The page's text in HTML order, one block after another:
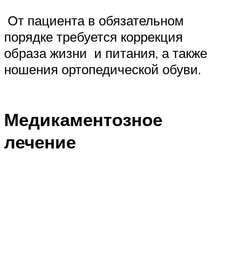
От пациента в обязательном
порядке требуется коррекция
образа жизни и питания, а также
ношения ортопедической обуви.
Медикаментозное
лечение